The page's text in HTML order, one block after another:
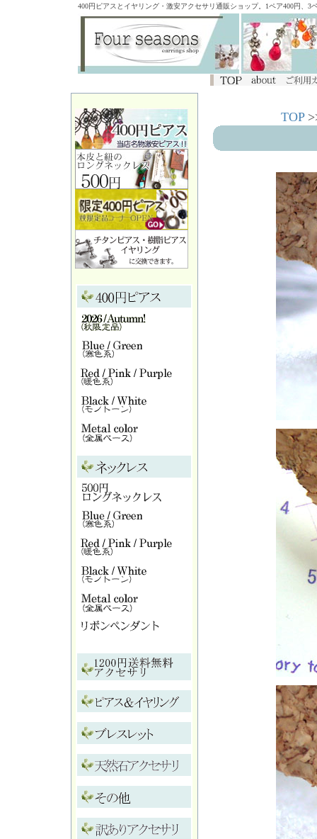
400円ピアスとイヤリング・激安アクセサリ通販ショップ。1ペア400円、
TOP